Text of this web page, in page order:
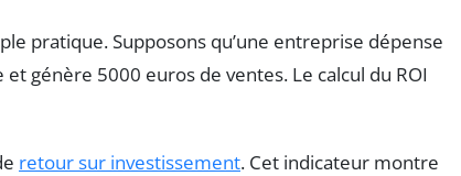
pratique. Supposons qu’une entreprise dépense
génère 5000 euros de ventes. Le calcul du ROI
retour sur investissement. Cet indicateur montre